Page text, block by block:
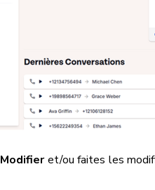
Modifieret/ou faites les